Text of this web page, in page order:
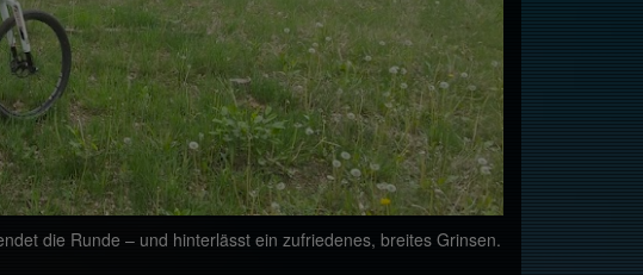
die Runde – und hinterlässt ein zufriedenes, breites Grinsen.